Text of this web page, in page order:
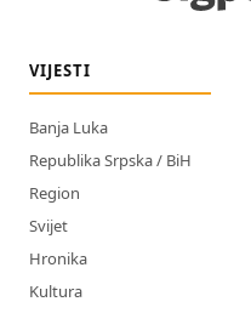
VIJESTI
Banja Luka
Republika Srpska / BiH
Region
Svijet
Hronika
Kultura